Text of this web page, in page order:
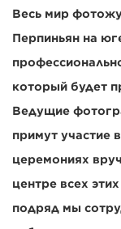
Весь мир
Перпиньян на
который будет
Ведущие
примут участие
церемониях
центре всех
подряд мы